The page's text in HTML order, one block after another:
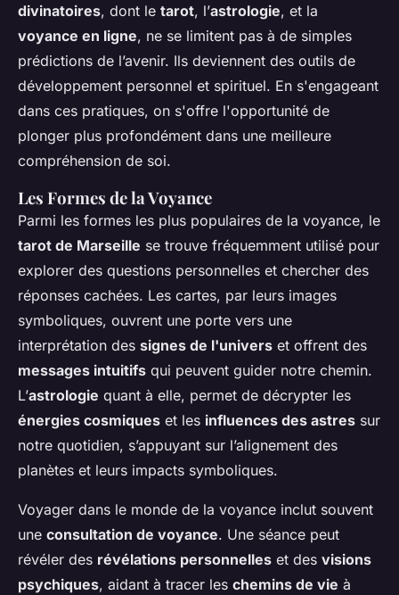
divinatoires, dont le tarot, l’astrologie, et la
voyance en ligne, ne se limitent pas à de simples
prédictions de l’avenir. Ils deviennent des outils de
développement personnel et spirituel. En s'engageant
dans ces pratiques, on s'offre l'opportunité de
plonger plus profondément dans une meilleure
compréhension de soi.
Les Formes de la Voyance
Parmi les formes les plus populaires de la voyance, le
tarot de Marseille se trouve fréquemment utilisé pour
explorer des questions personnelles et chercher des
réponses cachées. Les cartes, par leurs images
symboliques, ouvrent une porte vers une
interprétation des signes de l'univers et offrent des
messages intuitifs qui peuvent guider notre chemin.
L’astrologie quant à elle, permet de décrypter les
énergies cosmiques et les influences des astres sur
notre quotidien, s’appuyant sur l’alignement des
planètes et leurs impacts symboliques.
Voyager dans le monde de la voyance inclut souvent
une consultation de voyance. Une séance peut
révéler des révélations personnelles et des visions
psychiques, aidant à tracer les chemins de vie à